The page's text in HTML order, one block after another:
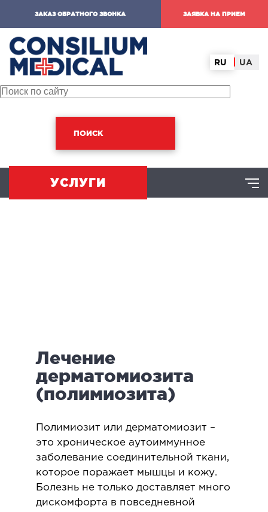
ЗАКАЗ ОБРАТНОГО ЗВОНКА ЗАЯВКА НА ПРИЕМ
RU UA
ПОИСК
УСЛУГИ
лицевая хирургия
ХИРУРГИЯ
в гинекологии
в онкологии
в урологии
Лечение
дерматомиозита
(полимиозита)
​Полимиозит или дерматомиозит –
это хроническое аутоиммунное
заболевание соединительной ткани,
которое поражает мышцы и кожу.
Болезнь не только доставляет много
дискомфорта в повседневной